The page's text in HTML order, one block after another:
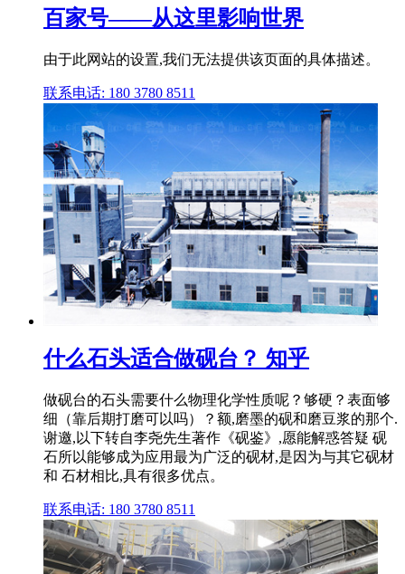
百家号——从这里影响世界
由于此网站的设置,我们无法提供该页面的具体描述。
联系电话: 180 3780 8511
什么石头适合做砚台？ 知乎
做砚台的石头需要什么物理化学性质呢？够硬？表面够
细（靠后期打磨可以吗）？额,磨墨的砚和磨豆浆的那个.
谢邀,以下转自李尧先生著作《砚鉴》,愿能解惑答疑 砚
石所以能够成为应用最为广泛的砚材,是因为与其它砚材
和 石材相比,具有很多优点。
联系电话: 180 3780 8511